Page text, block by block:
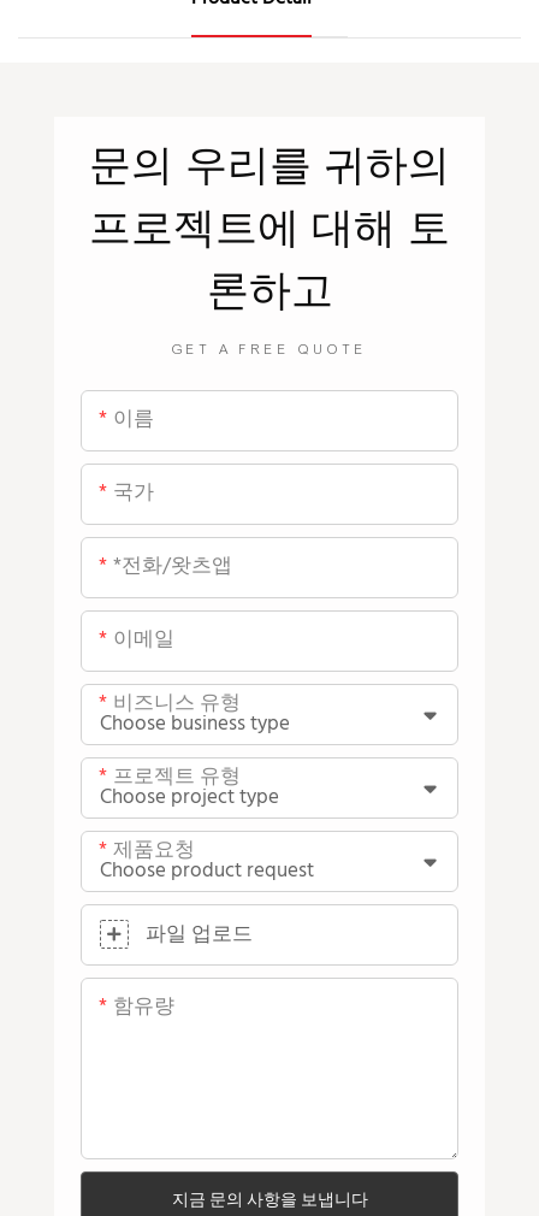
문의 우리를 귀하의
프로젝트에 대해 토
론하고
GET A FREE QUOTE
이름
국가
*전화/왓츠앱
이메일
비즈니스 유형
프로젝트 유형
제품요청
파일 업로드
함유량
지금 문의 사항을 보냅니다